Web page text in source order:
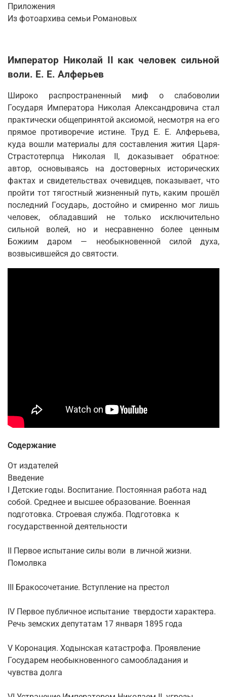
Приложения
Из фотоархива семьи Романовых
Император Николай II как человек сильной
воли. Е. Е. Алферьев
Широко распространенный миф о слабоволии
Государя Императора Николая Александровича стал
практически общепринятой аксиомой, несмотря на его
прямое противоречие истине. Труд Е. Е. Алферьева,
куда вошли материалы для составления жития Царя-
Страстотерпца Николая II, доказывает обратное:
автор, основываясь на достоверных исторических
фактах и свидетельствах очевидцев, показывает, что
пройти тот тягостный жизненный путь, каким прошёл
последний Государь, достойно и смиренно мог лишь
человек, обладавший не только исключительно
сильной волей, но и несравненно более ценным
Божиим даром — необыкновенной силой духа,
возвысившейся до святости.
Содержание
От издателей
Введение
I Детские годы. Воспитание. Постоянная работа над
собой. Среднее и высшее образование. Военная
подготовка. Строевая служба. Подготовка к
государственной деятельности
II Первое испытание силы воли в личной жизни.
Помолвка
III Бракосочетание. Вступление на престол
IV Первое публичное испытание твердости характера.
Речь земских депутатам 17 января 1895 года
V Коронация. Ходынская катастрофа. Проявление
Государем необыкновенного самообладания и
чувства долга